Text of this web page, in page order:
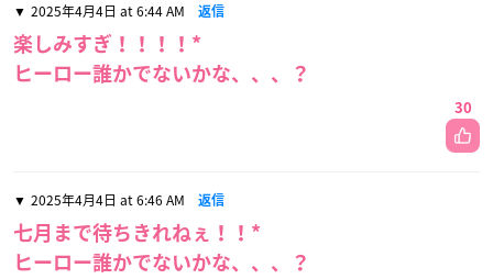
2025年4月4日 at 6:44 AM 返信
楽しみすぎ！！！！*
ヒーロー誰かでないかな、、、？
30
2025年4月4日 at 6:46 AM 返信
七月まで待ちきれねぇ！！*
ヒーロー誰かでないかな、、、？